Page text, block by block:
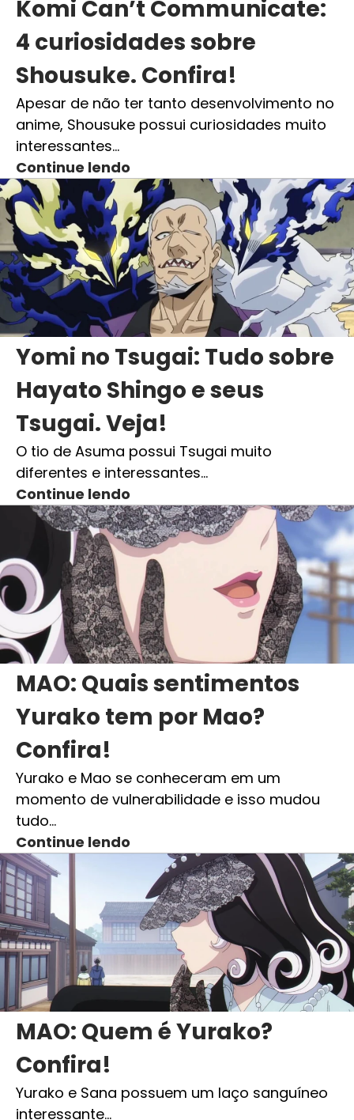
Komi Can’t Communicate:
4 curiosidades sobre
Shousuke. Confira!
Apesar de não ter tanto desenvolvimento no
anime, Shousuke possui curiosidades muito
interessantes…
Continue lendo
Yomi no Tsugai: Tudo sobre
Hayato Shingo e seus
Tsugai. Veja!
O tio de Asuma possui Tsugai muito
diferentes e interessantes…
Continue lendo
MAO: Quais sentimentos
Yurako tem por Mao?
Confira!
Yurako e Mao se conheceram em um
momento de vulnerabilidade e isso mudou
tudo…
Continue lendo
MAO: Quem é Yurako?
Confira!
Yurako e Sana possuem um laço sanguíneo
interessante…